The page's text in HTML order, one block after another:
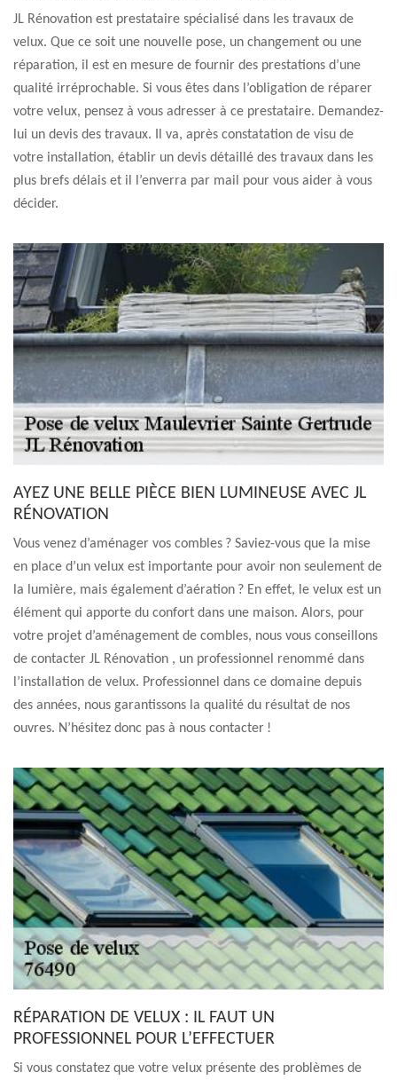
JL Rénovation est prestataire spécialisé dans les travaux de
velux. Que ce soit une nouvelle pose, un changement ou une
réparation, il est en mesure de fournir des prestations d’une
qualité irréprochable. Si vous êtes dans l’obligation de réparer
votre velux, pensez à vous adresser à ce prestataire. Demandez-
lui un devis des travaux. Il va, après constatation de visu de
votre installation, établir un devis détaillé des travaux dans les
plus brefs délais et il l’enverra par mail pour vous aider à vous
décider.
AYEZ UNE BELLE PIÈCE BIEN LUMINEUSE AVEC JL
RÉNOVATION
Vous venez d’aménager vos combles ? Saviez-vous que la mise
en place d’un velux est importante pour avoir non seulement de
la lumière, mais également d’aération ? En effet, le velux est un
élément qui apporte du confort dans une maison. Alors, pour
votre projet d’aménagement de combles, nous vous conseillons
de contacter JL Rénovation , un professionnel renommé dans
l’installation de velux. Professionnel dans ce domaine depuis
des années, nous garantissons la qualité du résultat de nos
ouvres. N’hésitez donc pas à nous contacter !
RÉPARATION DE VELUX : IL FAUT UN
PROFESSIONNEL POUR L’EFFECTUER
Si vous constatez que votre velux présente des problèmes de